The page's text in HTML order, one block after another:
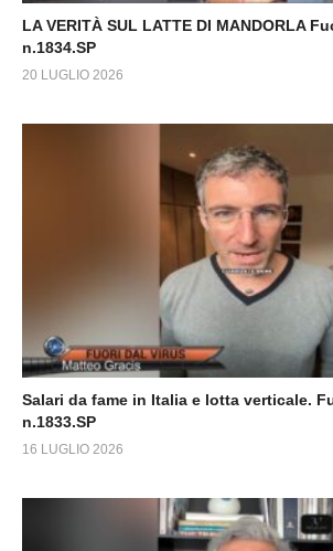
LA VERITÀ SUL LATTE DI MANDORLA
n.1834.SP
20 LUGLIO 2026
Salari da fame in Italia e lotta verticale.
n.1833.SP
16 LUGLIO 2026